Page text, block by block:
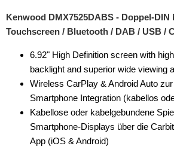
Kenwood DMX7525DABS - Doppel-
Touchscreen / Bluetooth / DAB / USB /
6.92" High Definition screen with
backlight and superior wide viewing
Wireless CarPlay & Android Auto
Smartphone Integration (kabellos
Kabellose oder kabelgebundene
Smartphone-Displays über die
App (iOS & Android)